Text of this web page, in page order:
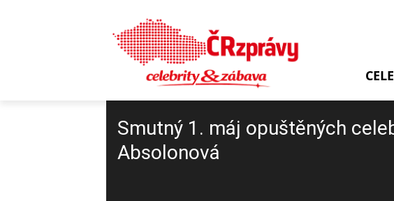
Smutný 1. máj opuštěných
Absolonová